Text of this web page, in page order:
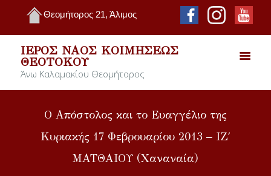
Θεομήτορος 21, Άλιμος
ΙΕΡΌΣ ΝΑΌΣ ΚΟΙΜΉΣΕΩΣ
ΘΕΟΤΌΚΟΥ
Άνω Καλαμακίου Θεομήτορος
Ο Απόστολος και το Ευαγγέλιο της
Κυριακής 17 Φεβρουαρίου 2013 – ΙΖ΄
ΜΑΤΘΑΙΟΥ (Χαναναία)